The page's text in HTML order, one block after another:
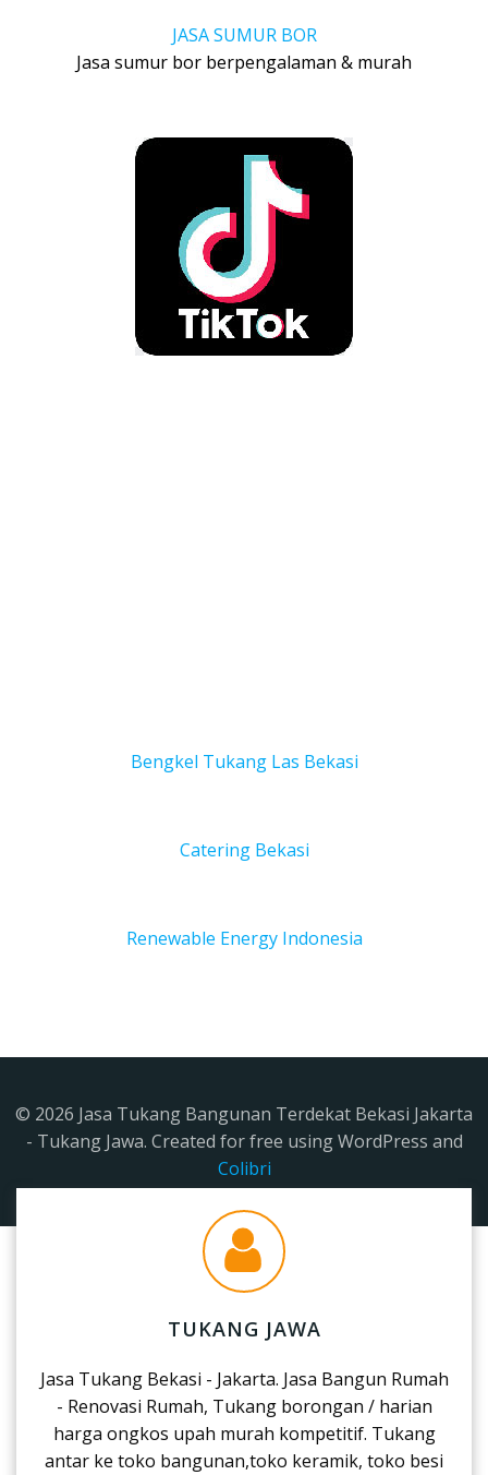
JASA SUMUR BOR
Jasa sumur bor berpengalaman & murah
Bengkel Tukang Las Bekasi
Catering Bekasi
Renewable Energy Indonesia
© 2026 Jasa Tukang Bangunan Terdekat Bekasi Jakarta
- Tukang Jawa. Created for free using WordPress and
Colibri
TUKANG JAWA
Jasa Tukang Bekasi - Jakarta. Jasa Bangun Rumah
- Renovasi Rumah, Tukang borongan / harian
harga ongkos upah murah kompetitif. Tukang
antar ke toko bangunan,toko keramik, toko besi